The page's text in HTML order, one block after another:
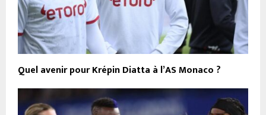
Quel avenir pour Krépin Diatta à l’AS Monaco ?